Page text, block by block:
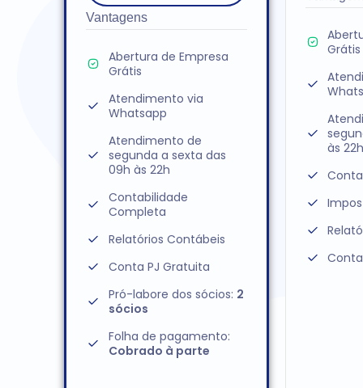
Vantagens
Abertura de Empresa
Grátis
Atendimento via
Whatsapp
Atendimento de
segunda a sexta das
09h às 22h
Contabilidade
Completa
Relatórios Contábeis
Conta PJ Gratuita
Pró-labore dos sócios: 2
sócios
Folha de pagamento:
Cobrado à parte
Grátis
às